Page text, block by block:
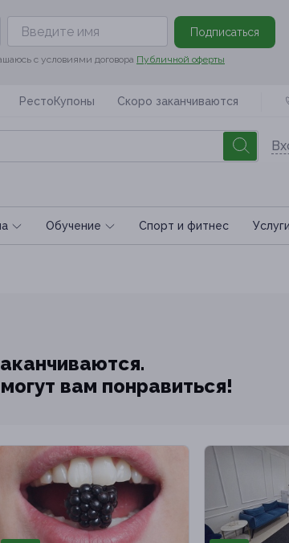
Подписаться
с условиями договора Публичной оферты
РестоКупоны Скоро заканчиваются
Обучение Спoрт и фитнес Услуги
вам понравиться!